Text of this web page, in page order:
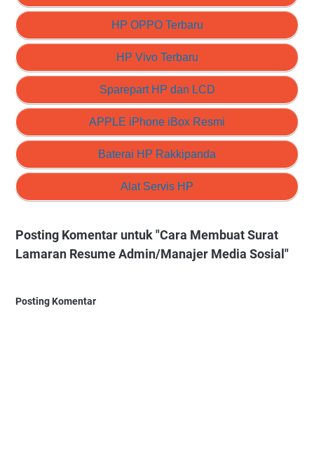
HP OPPO Terbaru
HP Vivo Terbaru
Sparepart HP dan LCD
APPLE iPhone iBox Resmi
Baterai HP Rakkipanda
Alat Servis HP
Posting Komentar untuk "Cara Membuat Surat
Lamaran Resume Admin/Manajer Media Sosial"
Posting Komentar